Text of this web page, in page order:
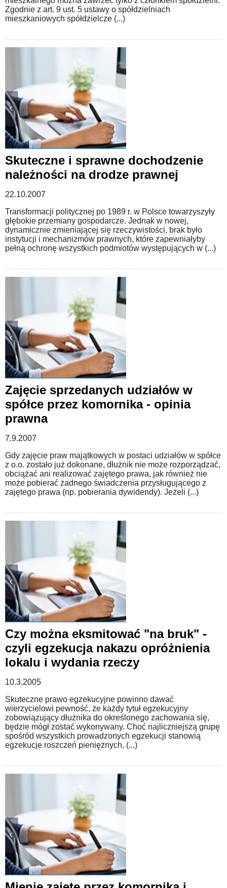
Zgodnie z art. 9 ust. 5 ustawy o spółdzielniach
mieszkaniowych spółdzielcze (...)
Skuteczne i sprawne dochodzenie
należności na drodze prawnej
22.10.2007
Transformacji politycznej po 1989 r. w Polsce towarzyszyły
głębokie przemiany gospodarcze. Jednak w nowej,
dynamicznie zmieniającej się rzeczywistości, brak było
instytucji i mechanizmów prawnych, które zapewniałyby
pełną ochronę wszystkich podmiotów występujących w (...)
Zajęcie sprzedanych udziałów w
spółce przez komornika - opinia
prawna
7.9.2007
Gdy zajęcie praw majątkowych w postaci udziałów w spółce
z o.o. zostało już dokonane, dłużnik nie może rozporządzać,
obciążać ani realizować zajętego prawa, jak również nie
może pobierać żadnego świadczenia przysługującego z
zajętego prawa (np. pobierania dywidendy). Jeżeli (...)
Czy można eksmitować "na bruk" -
czyli egzekucja nakazu opróżnienia
lokalu i wydania rzeczy
10.3.2005
Skuteczne prawo egzekucyjne powinno dawać
wierzycielowi pewność, że każdy tytuł egzekucyjny
zobowiązujący dłużnika do określonego zachowania się,
będzie mógł zostać wykonywany. Choć najliczniejszą grupę
spośród wszystkich prowadzonych egzekucji stanowią
egzekucje roszczeń pieniężnych, (...)